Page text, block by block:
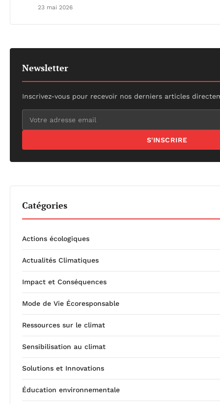
23 mai 2026
Newsletter
Inscrivez-vous pour recevoir nos derniers articles
S'INSCRIRE
Catégories
Actions écologiques
Actualités Climatiques
Impact et Conséquences
Mode de Vie Écoresponsable
Ressources sur le climat
Sensibilisation au climat
Solutions et Innovations
Éducation environnementale